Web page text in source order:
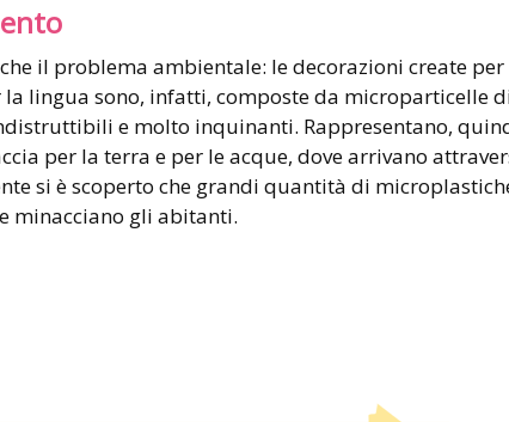
il problema ambientale: le decorazioni create per
lingua sono, infatti, composte da microparticelle
e molto inquinanti. Rappresentano,
per la terra e per le acque, dove arrivano
si è scoperto che grandi quantità di
minacciano gli abitanti.